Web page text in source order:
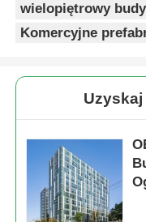
Biuro konstrukcji
Stalowa
Wielopiętrowa
Struktura stali
wielopiętrowy
Komercyjne